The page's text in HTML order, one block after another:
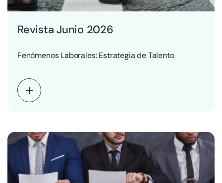
Revista Junio 2026
Fenómenos Laborales: Estrategia de Talento